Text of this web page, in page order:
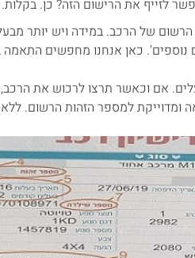
לזייף את הרישום הזה? כן. בקלות.
של הרכב. במידה ויש יותר
כאן אנחנו מחפשים התאמה
אם וכאשר תרצו לרכוש את
ומדוייקת למספר הזהות הרשום.